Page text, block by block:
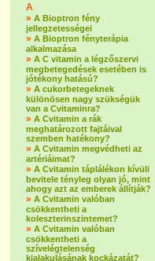
A
» A Bioptron fény
jellegzetességei
» A Bioptron fényterápia
alkalmazása
» A C vitamin a légzőszervi
megbetegedések esetében is
jótékony hatású?
» A cukorbetegeknek
különösen nagy szükségük
van a Cvitaminra?
» A Cvitamin a rák
meghatározott fajtáival
szemben hatékony?
» A Cvitamin megvédheti az
artériáimat?
» A Cvitamin táplálékon kívüli
bevitele tényleg olyan jó, mint
ahogy azt az emberek állítják?
» A Cvitamin valóban
csökkentheti a
koleszterinszintemet?
» A Cvitamin valóban
csökkentheti a
szívelégtelenség
kialakulásának kockázatát?